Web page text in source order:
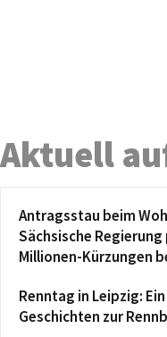
Aktuell
Antragsstau beim
Sächsische
Millionen-Kürzungen
Renntag in Leipzig:
Geschichten zur